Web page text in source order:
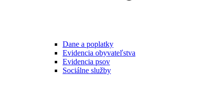
Dane a poplatky
Evidencia obyvateľstva
Evidencia psov
Sociálne služby